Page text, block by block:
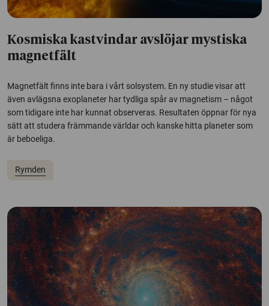
Kosmiska kastvindar avslöjar mystiska
magnetfält
Magnetfält finns inte bara i vårt solsystem. En ny studie visar att
även avlägsna exoplaneter har tydliga spår av magnetism – något
som tidigare inte har kunnat observeras. Resultaten öppnar för nya
sätt att studera främmande världar och kanske hitta planeter som
är beboeliga.
Rymden